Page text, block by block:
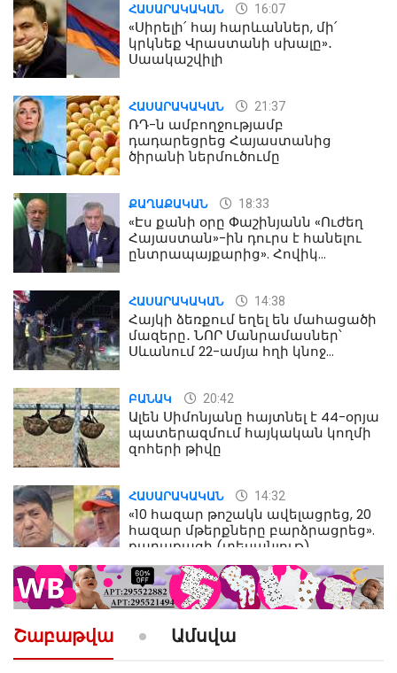
ՀԱՍԱՐԱԿԱԿԱՆ 16:07
«Սիրելի՛ հայ հարևաններ, մի՛
կրկնեք Վրաստանի սխալը»․
Սաակաշվիլի
ՀԱՍԱՐԱԿԱԿԱՆ 21:37
ՌԴ-ն ամբողջությամբ
դադարեցրեց Հայաստանից
ծիրանի ներմուծումը
ՔԱՂԱՔԱԿԱՆ 18:33
«Էս քանի օրը Փաշինյանն «Ուժեղ
Հայաստան»-ին դուրս է հանելու
ընտրապայքարից». Հովիկ
ՀԱՍԱՐԱԿԱԿԱՆ 14:38
Հայկի ձեռքում եղել են մահացածի
մազերը․ ՆՈՐ Մանրամասներ՝
Սևանում 22-ամյա հղի կնոջ
ԲԱՆԱԿ 20:42
Ալեն Սիմոնյանը հայտնել է 44-օրյա
պատերազմում հայկական կողմի
զոհերի թիվը
ՀԱՍԱՐԱԿԱԿԱՆ 14:32
«10 հազար թոշակն ավելացրեց, 20
հազար մթերքները բարձրացրեց».
քաղաքացի (տեսանյութ)
ՔԱՂԱՔԱԿԱՆ 10:52
«Լեզվիդ տալու փոխարեն
արտաբերիր այս երկու
նախադասությունը»․ Իշխան
Շաբաթվա Ամսվա